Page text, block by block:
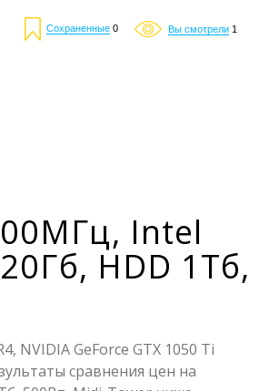
Сохраненные 0 Вы смотрели 1
Intel
HDD 1Тб,
NVIDIA GeForce GTX 1050 Ti
сравнения цен на